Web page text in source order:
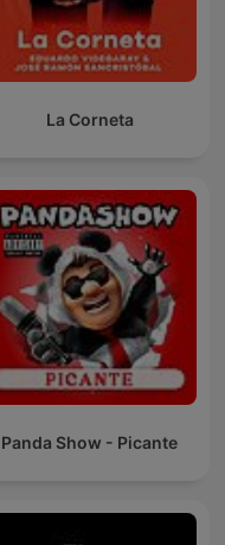
La Corneta
Panda Show - Picante